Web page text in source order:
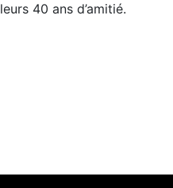
leurs 40 ans d’amitié.